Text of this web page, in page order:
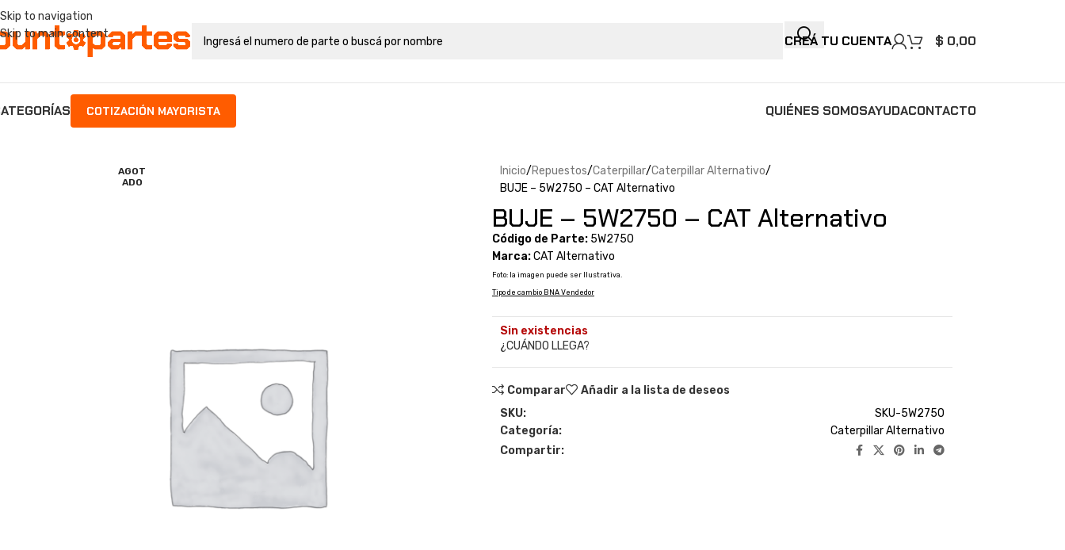
Skip to navigation
Skip to main content
CREÁ TU CUENTA $ 0,00
COTIZACIÓN MAYORISTA QUIÉNES SOMOSAYUDACONTACTO
AGOT
ADO
Inicio Repuestos Caterpillar Caterpillar Alternativo
BUJE – 5W2750 – CAT Alternativo
BUJE – 5W2750 – CAT Alternativo
Código de Parte: 5W2750
Marca:CAT Alternativo
Foto: la imagen puede ser Ilustrativa.
Tipo de cambio BNA Vendedor
Sin existencias
¿CUÁNDO LLEGA?
Comparar
Añadir a la lista de deseos
SKU:
SKU-5W2750
Categoría:
Caterpillar Alternativo
Compartir: